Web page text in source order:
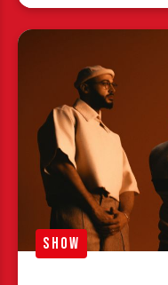
SHOW